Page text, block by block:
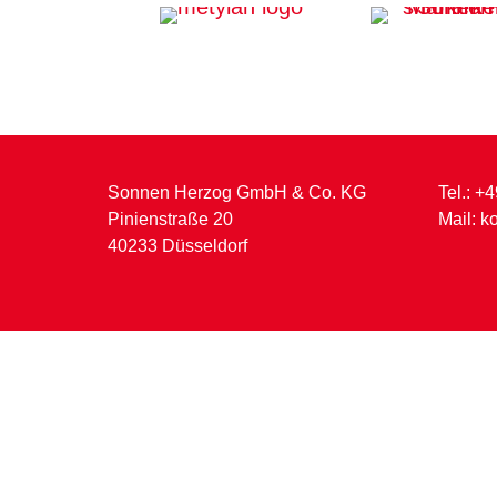
Sonnen Herzog GmbH & Co. KG
Pinienstraße 20
40233 Düsseldorf
Tel.:
Mail: